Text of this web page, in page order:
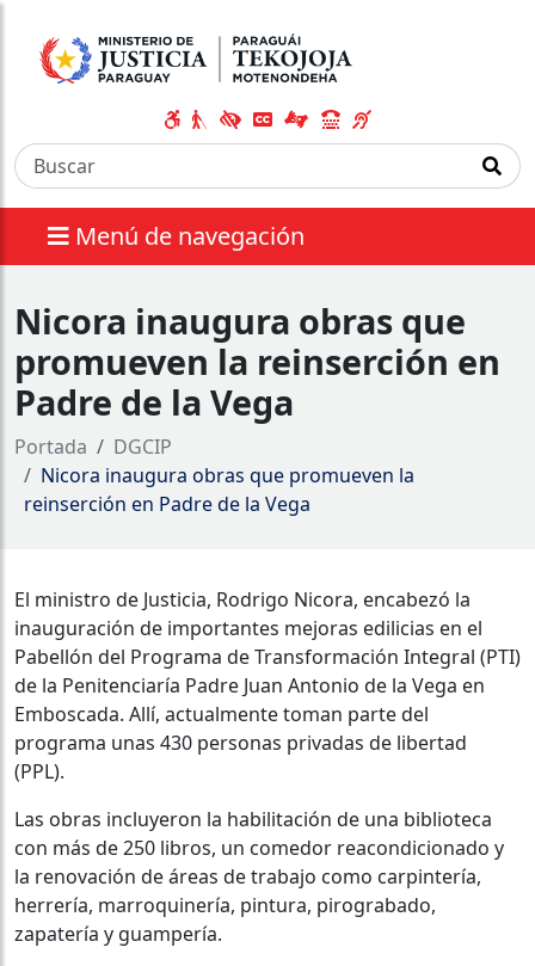
Menú de navegación
Nicora inaugura obras que
promueven la reinserción en
Padre de la Vega
Portada
DGCIP
Nicora inaugura obras que promueven la
reinserción en Padre de la Vega
El ministro de Justicia, Rodrigo Nicora, encabezó la
inauguración de importantes mejoras edilicias en el
Pabellón del Programa de Transformación Integral (PTI)
de la Penitenciaría Padre Juan Antonio de la Vega en
Emboscada. Allí, actualmente toman parte del
programa unas 430 personas privadas de libertad
(PPL).
Las obras incluyeron la habilitación de una biblioteca
con más de 250 libros, un comedor reacondicionado y
la renovación de áreas de trabajo como carpintería,
herrería, marroquinería, pintura, pirograbado,
zapatería y guampería.